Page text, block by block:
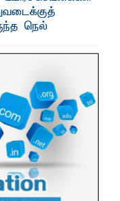
நெல்
பல ...